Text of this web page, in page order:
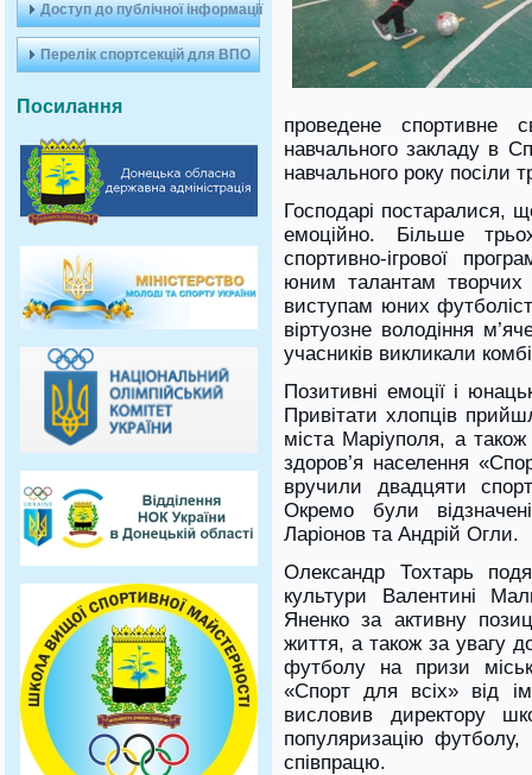
Доступ до публічної інформації
Перелік спортсекцій для ВПО
Посилання
проведене спортивне
навчального закладу в
навчального року посіли
Господарі постаралися,
емоційно. Більше
спортивно-ігрової
юним талантам творчих
виступам юних
віртуозне володіння
учасників викликали
Позитивні емоції і
Привітати хлопців
міста Маріуполя, а
здоров’я населення
вручили двадцяти
Окремо були
Ларіонов та Андрій Огли.
Олександр Тохтарь
культури Валентині
Яненко за активну
життя, а також за увагу
футболу на призи
«Спорт для всіх» від
висловив директору
популяризацію
співпрацю.